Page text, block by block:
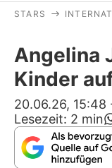
STARS
Angelina
Kinder
20.06.26, 15:48
Lesezeit: 2 min